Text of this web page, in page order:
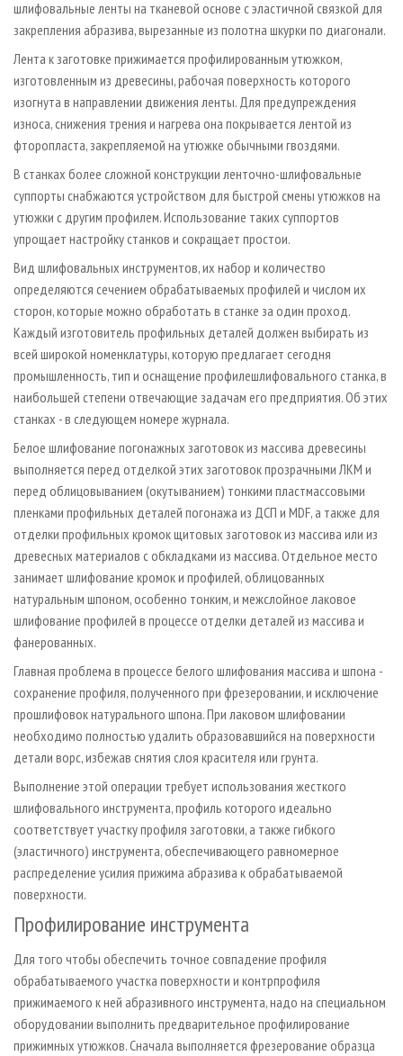
шлифовальные ленты на тканевой основе с эластичной связкой для
закрепления абразива, вырезанные из полотна шкурки по диагонали.
Лента к заготовке прижимается профилированным утюжком,
изготовленным из древесины, рабочая поверхность которого
изогнута в направлении движения ленты. Для предупреждения
износа, снижения трения и нагрева она покрывается лентой из
фторопласта, закрепляемой на утюжке обычными гвоздями.
В станках более сложной конструкции ленточно-шлифовальные
суппорты снабжаются устройством для быстрой смены утюжков на
утюжки с другим профилем. Использование таких суппортов
упрощает настройку станков и сокращает простои.
Вид шлифовальных инструментов, их набор и количество
определяются сечением обрабатываемых профилей и числом их
сторон, которые можно обработать в станке за один проход.
Каждый изготовитель профильных деталей должен выбирать из
всей широкой номенклатуры, которую предлагает сегодня
промышленность, тип и оснащение профилешлифовального станка, в
наибольшей степени отвечающие задачам его предприятия. Об этих
станках - в следующем номере журнала.
Белое шлифование погонажных заготовок из массива древесины
выполняется перед отделкой этих заготовок прозрачными ЛКМ и
перед облицовыванием (окутыванием) тонкими пластмассовыми
пленками профильных деталей погонажа из ДСП и MDF, а также для
отделки профильных кромок щитовых заготовок из массива или из
древесных материалов с обкладками из массива. Отдельное место
занимает шлифование кромок и профилей, облицованных
натуральным шпоном, особенно тонким, и межслойное лаковое
шлифование профилей в процессе отделки деталей из массива и
фанерованных.
Главная проблема в процессе белого шлифования массива и шпона -
сохранение профиля, полученного при фрезеровании, и исключение
прошлифовок натурального шпона. При лаковом шлифовании
необходимо полностью удалить образовавшийся на поверхности
детали ворс, избежав снятия слоя красителя или грунта.
Выполнение этой операции требует использования жесткого
шлифовального инструмента, профиль которого идеально
соответствует участку профиля заготовки, а также гибкого
(эластичного) инструмента, обеспечивающего равномерное
распределение усилия прижима абразива к обрабатываемой
поверхности.
Профилирование инструмента
Для того чтобы обеспечить точное совпадение профиля
обрабатываемого участка поверхности и контрпрофиля
прижимаемого к ней абразивного инструмента, надо на специальном
оборудовании выполнить предварительное профилирование
прижимных утюжков. Сначала выполняется фрезерование образца